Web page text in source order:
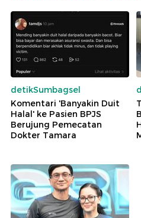
detikSumbagsel
Komentari 'Banyakin Duit
Halal' ke Pasien BPJS
Berujung Pemecatan
Dokter Tamara